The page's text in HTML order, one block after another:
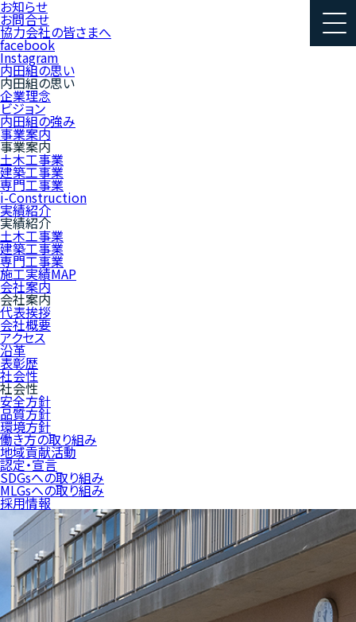
お知らせ
お問合せ
協力会社の皆さまへ
facebook
Instagram
内田組の思い
内田組の思い
企業理念
ビジョン
内田組の強み
事業案内
事業案内
土木工事業
建築工事業
専門工事業
i-Construction
実績紹介
実績紹介
土木工事業
建築工事業
専門工事業
施工実績MAP
会社案内
会社案内
代表挨拶
会社概要
アクセス
沿革
表彰歴
社会性
社会性
安全方針
品質方針
環境方針
働き方の取り組み
地域貢献活動
認定・宣言
SDGsへの取り組み
MLGsへの取り組み
採用情報